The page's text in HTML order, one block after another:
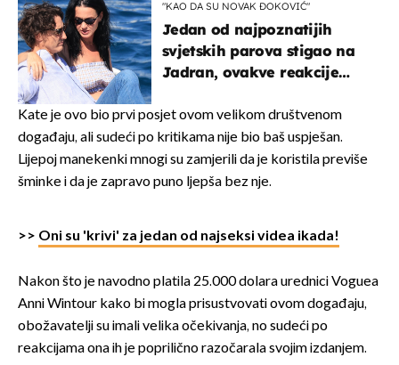
"KAO DA SU NOVAK ĐOKOVIĆ"
Jedan od najpoznatijih
svjetskih parova stigao na
Jadran, ovakve reakcije
Kate je ovo bio prvi posjet ovom velikom društvenom
događaju, ali sudeći po kritikama nije bio baš uspješan.
Lijepoj manekenki mnogi su zamjerili da je koristila previše
šminke i da je zapravo puno ljepša bez nje.
>> Oni su 'krivi' za jedan od najseksi videa ikada!
Nakon što je navodno platila 25.000 dolara urednici Voguea
Anni Wintour kako bi mogla prisustvovati ovom događaju,
obožavatelji su imali velika očekivanja, no sudeći po
reakcijama ona ih je poprilično razočarala svojim izdanjem.